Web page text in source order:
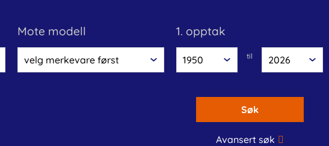
Mote modell 1. opptak
til
Søk
Avansert søk